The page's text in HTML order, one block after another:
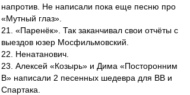
напротив. Не написали пока еще песню про
«Мутный глаз».
21. «Паренёк». Так заканчивал свои отчёты с
выездов юзер Мосфильмовский.
22. Ненатанович.
23. Алексей «Козырь» и Дима «Посторонним
В» написали 2 песенных шедевра для ВВ и
Спартака.